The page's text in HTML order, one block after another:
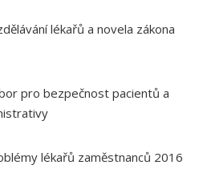
lékařů a novela zákona
pro bezpečnost pacientů a
lékařů zaměstnanců 2016